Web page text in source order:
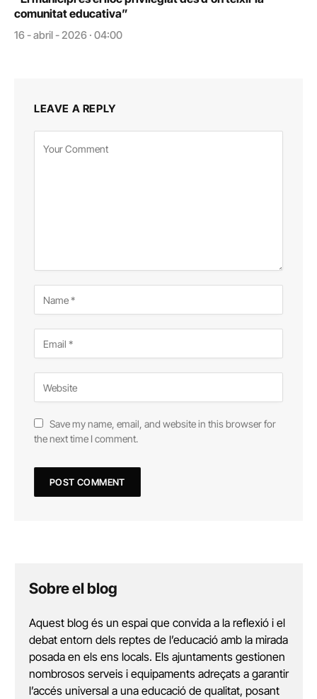
comunitat educativa”
16 - abril - 2026 · 04:00
LEAVE A REPLY
Save my name, email, and website in this browser for
the next time I comment.
Sobre el blog
Aquest blog és un espai que convida a la reflexió i el
debat entorn dels reptes de l’educació amb la mirada
posada en els ens locals. Els ajuntaments gestionen
nombrosos serveis i equipaments adreçats a garantir
l’accés universal a una educació de qualitat, posant